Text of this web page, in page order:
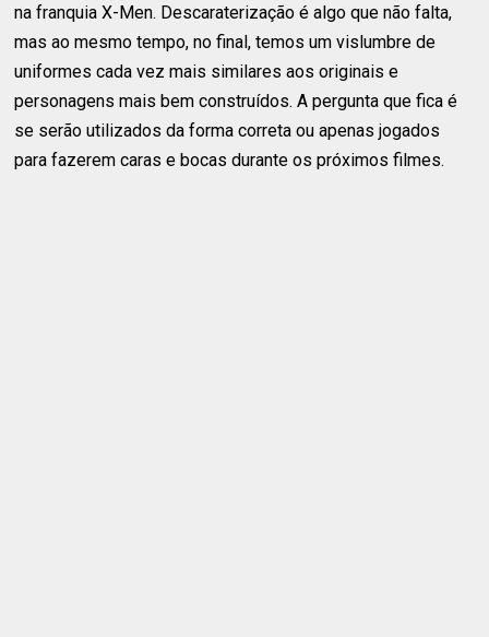
na franquia X-Men. Descaraterização é algo que não falta,
mas ao mesmo tempo, no final, temos um vislumbre de
uniformes cada vez mais similares aos originais e
personagens mais bem construídos. A pergunta que fica é
se serão utilizados da forma correta ou apenas jogados
para fazerem caras e bocas durante os próximos filmes.